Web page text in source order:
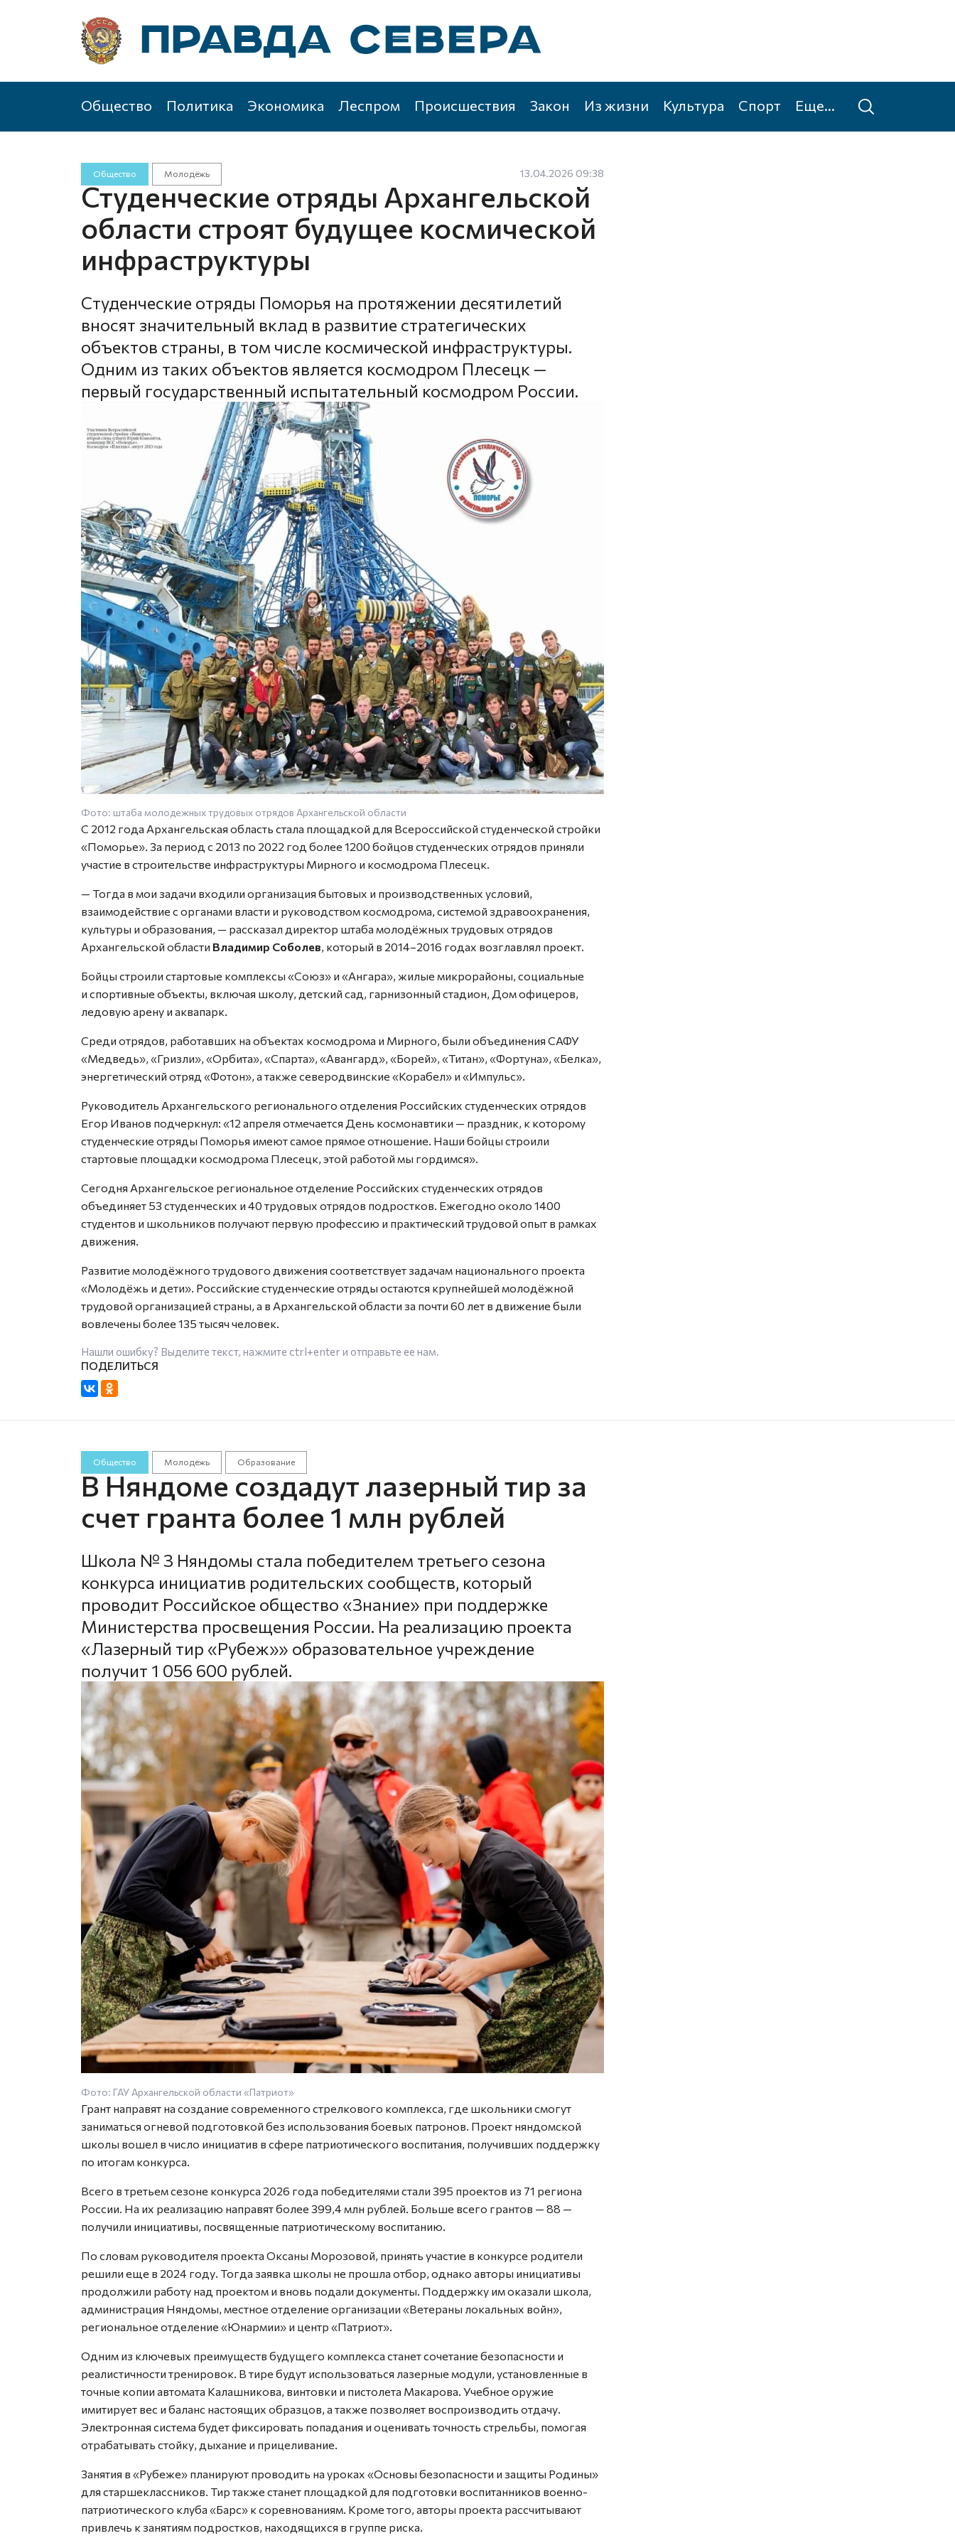
Общество Политика Экономика Леспром Происшествия Закон Из жизни Культура Спорт Еще...
Общество Молодёжь 13.04.2026 09:38
Студенческие отряды Архангельской
области строят будущее космической
инфраструктуры
Студенческие отряды Поморья на протяжении десятилетий
вносят значительный вклад в развитие стратегических
объектов страны, в том числе космической инфраструктуры.
Одним из таких объектов является космодром Плесецк —
первый государственный испытательный космодром России.
Фото: штаба молодежных трудовых отрядов Архангельской области
С 2012 года Архангельская область стала площадкой для Всероссийской студенческой стройки
«Поморье». За период с 2013 по 2022 год более 1200 бойцов студенческих отрядов приняли
участие в строительстве инфраструктуры Мирного и космодрома Плесецк.
— Тогда в мои задачи входили организация бытовых и производственных условий,
взаимодействие с органами власти и руководством космодрома, системой здравоохранения,
культуры и образования, — рассказал директор штаба молодёжных трудовых отрядов
Архангельской области Владимир Соболев, который в 2014–2016 годах возглавлял проект.
Бойцы строили стартовые комплексы «Союз» и «Ангара», жилые микрорайоны, социальные
и спортивные объекты, включая школу, детский сад, гарнизонный стадион, Дом офицеров,
ледовую арену и аквапарк.
Среди отрядов, работавших на объектах космодрома и Мирного, были объединения САФУ
«Медведь», «Гризли», «Орбита», «Спарта», «Авангард», «Борей», «Титан», «Фортуна», «Белка»,
энергетический отряд «Фотон», а также северодвинские «Корабел» и «Импульс».
Руководитель Архангельского регионального отделения Российских студенческих отрядов
Егор Иванов подчеркнул: «12 апреля отмечается День космонавтики — праздник, к которому
студенческие отряды Поморья имеют самое прямое отношение. Наши бойцы строили
стартовые площадки космодрома Плесецк, этой работой мы гордимся».
Сегодня Архангельское региональное отделение Российских студенческих отрядов
объединяет 53 студенческих и 40 трудовых отрядов подростков. Ежегодно около 1400
студентов и школьников получают первую профессию и практический трудовой опыт в рамках
движения.
Развитие молодёжного трудового движения соответствует задачам национального проекта
«Молодёжь и дети». Российские студенческие отряды остаются крупнейшей молодёжной
трудовой организацией страны, а в Архангельской области за почти 60 лет в движение были
вовлечены более 135 тысяч человек.
Нашли ошибку? Выделите текст, нажмите ctrl+enterи отправьте ее нам.
Общество Молодёжь Образование
В Няндоме создадут лазерный тир за
счет гранта более 1 млн рублей
Школа № 3 Няндомы стала победителем третьего сезона
конкурса инициатив родительских сообществ, который
проводит Российское общество «Знание» при поддержке
Министерства просвещения России. На реализацию проекта
«Лазерный тир «Рубеж»» образовательное учреждение
получит 1 056 600 рублей.
Фото: ГАУ Архангельской области «Патриот»
Грант направят на создание современного стрелкового комплекса, где школьники смогут
заниматься огневой подготовкой без использования боевых патронов. Проект няндомской
школы вошел в число инициатив в сфере патриотического воспитания, получивших поддержку
по итогам конкурса.
Всего в третьем сезоне конкурса 2026 года победителями стали 395 проектов из 71 региона
России. На их реализацию направят более 399,4 млн рублей. Больше всего грантов — 88 —
получили инициативы, посвященные патриотическому воспитанию.
По словам руководителя проекта Оксаны Морозовой, принять участие в конкурсе родители
решили еще в 2024 году. Тогда заявка школы не прошла отбор, однако авторы инициативы
продолжили работу над проектом и вновь подали документы. Поддержку им оказали школа,
администрация Няндомы, местное отделение организации «Ветераны локальных войн»,
региональное отделение «Юнармии» и центр «Патриот».
Одним из ключевых преимуществ будущего комплекса станет сочетание безопасности и
реалистичности тренировок. В тире будут использоваться лазерные модули, установленные в
точные копии автомата Калашникова, винтовки и пистолета Макарова. Учебное оружие
имитирует вес и баланс настоящих образцов, а также позволяет воспроизводить отдачу.
Электронная система будет фиксировать попадания и оценивать точность стрельбы, помогая
отрабатывать стойку, дыхание и прицеливание.
Занятия в «Рубеже» планируют проводить на уроках «Основы безопасности и защиты Родины»
для старшеклассников. Тир также станет площадкой для подготовки воспитанников военно-
патриотического клуба «Барс» к соревнованиям. Кроме того, авторы проекта рассчитывают
привлечь к занятиям подростков, находящихся в группе риска.